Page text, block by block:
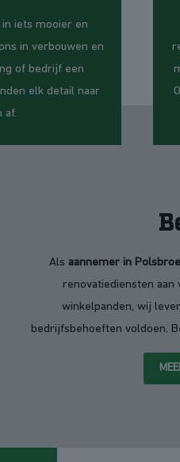
iets mooier en
in verbouwen en
of bedrijf een
elk detail naar
af.
Als aannemer in
renovatiediensten
winkelpanden, wij
bedrijfsbehoeften voldoen.